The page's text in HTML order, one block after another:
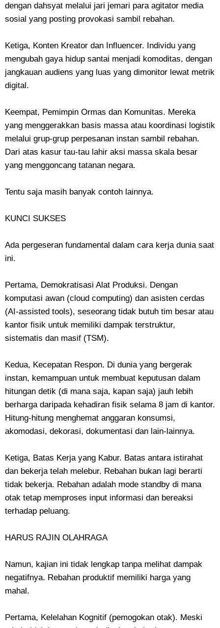
dengan dahsyat melalui jari jemari para agitator media
sosial yang posting provokasi sambil rebahan.
Ketiga, ​Konten Kreator dan Influencer. Individu yang
mengubah gaya hidup santai menjadi komoditas, dengan
jangkauan audiens yang luas yang dimonitor lewat metrik
digital.
Keempat, ​Pemimpin Ormas dan Komunitas. Mereka
yang menggerakkan basis massa atau koordinasi logistik
melalui grup-grup perpesanan instan sambil rebahan.
Dari atas kasur tau-tau lahir aksi massa skala besar
yang menggoncang tatanan negara.
Tentu saja masih banyak contoh lainnya.
​KUNCI SUKSES
​Ada pergeseran fundamental dalam cara kerja dunia saat
ini.
Pertama, Demokratisasi Alat Produksi. Dengan
komputasi awan (cloud computing) dan asisten cerdas
(AI-assisted tools), seseorang tidak butuh tim besar atau
kantor fisik untuk memiliki dampak terstruktur,
sistematis dan masif (TSM).
Kedua, ​Kecepatan Respon. Di dunia yang bergerak
instan, kemampuan untuk membuat keputusan dalam
hitungan detik (di mana saja, kapan saja) jauh lebih
berharga daripada kehadiran fisik selama 8 jam di kantor.
Hitung-hitung menghemat anggaran konsumsi,
akomodasi, dekorasi, dokumentasi dan lain-lainnya.
Ketiga, ​Batas Kerja yang Kabur. Batas antara istirahat
dan bekerja telah melebur. Rebahan bukan lagi berarti
tidak bekerja. Rebahan adalah mode standby di mana
otak tetap memproses input informasi dan bereaksi
terhadap peluang.
​HARUS RAJIN OLAHRAGA
​Namun, kajian ini tidak lengkap tanpa melihat dampak
negatifnya. Rebahan produktif memiliki harga yang
mahal.
Pertama, ​Kelelahan Kognitif (pemogokan otak). Meski